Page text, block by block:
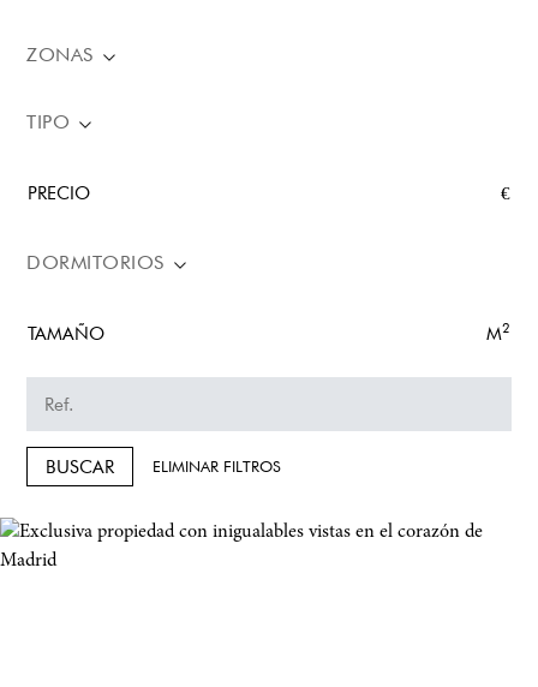
ZONAS
TIPO
PRECIO €
DORMITORIOS
TAMAÑO M2
BUSCAR ELIMINAR FILTROS